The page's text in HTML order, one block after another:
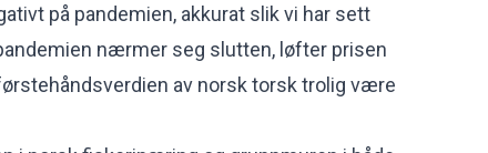
på pandemien, akkurat slik vi har sett
nærmer seg slutten, løfter prisen
av norsk torsk trolig være